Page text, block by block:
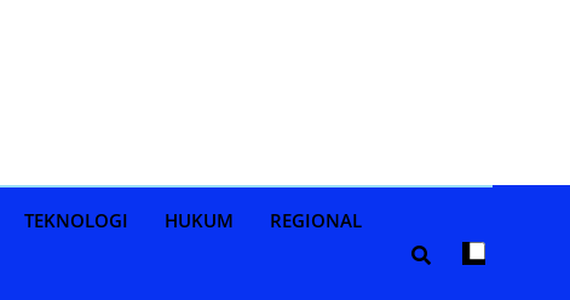
TEKNOLOGI HUKUM REGIONAL